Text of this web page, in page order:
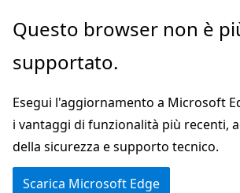
Ignora
passa
contenuto
principale
Questo browser non è
supportato.
Esegui l'aggiornamento a Microsoft
i vantaggi di funzionalità più recenti,
della sicurezza e supporto tecnico.
Scarica Microsoft Edge